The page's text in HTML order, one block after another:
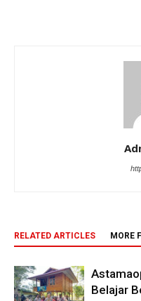
RELATED ARTICLES MORE
Belajar